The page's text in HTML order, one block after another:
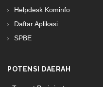
Helpdesk Kominfo
Daftar Aplikasi
SPBE
POTENSI DAERAH